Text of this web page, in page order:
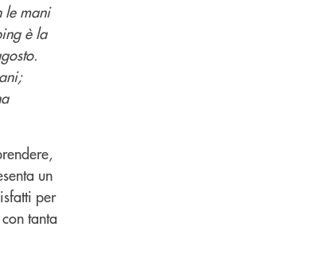
le mani
è la
un
per
tanta